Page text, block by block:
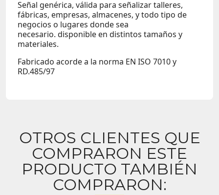
Señal genérica, válida para señalizar talleres,
fábricas, empresas, almacenes, y todo tipo de
negocios o lugares donde sea
necesario. disponible en distintos tamaños y
materiales.
Fabricado acorde a la norma EN ISO 7010 y
RD.485/97
OTROS CLIENTES QUE
COMPRARON ESTE
PRODUCTO TAMBIÉN
COMPRARON: